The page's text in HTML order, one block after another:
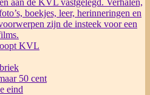
aan de KVL vastgelegd. Verhalen,
boekjes, leer, herinneringen en
zijn de insteek voor een
KVL
50 cent
eind